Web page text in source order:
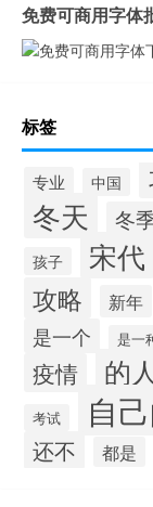
免费可商用字体
标签
专业 中国
冬天 冬
孩子 宋代
攻略 新年
是一个 是一
疫情 的人
考试 自
还不 都是